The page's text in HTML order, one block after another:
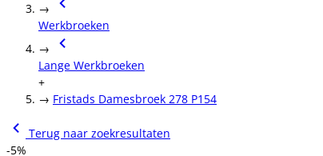
→
Werkbroeken
→
Lange Werkbroeken
+
→ Fristads Damesbroek 278 P154
Terug naar zoekresultaten
-5%